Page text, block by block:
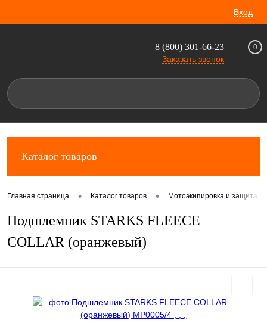
Вход
8 (800) 301-66-23
Заказать звонок
0
Каталог товаров
Главная страница • Каталог товаров • Мотоэкипировка и защита
Подшлемник STARKS FLEECE
COLLAR (оранжевый)